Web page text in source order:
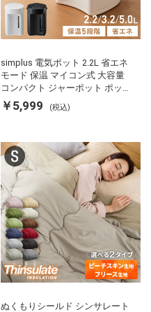
simplus 電気ポット 2.2L 省エネ
モード 保温 マイコン式 大容量
コンパクト ジャーポット ポット
カルキ抜き 空焚き防止 温度調節
軽量 SP-PD22 シンプラス
￥5,999 (税込)
ぬくもりシールド シンサレート